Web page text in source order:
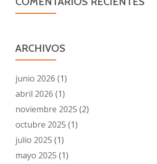
ARCHIVOS
junio 2026 (1)
abril 2026 (1)
noviembre 2025 (2)
octubre 2025 (1)
julio 2025 (1)
mayo 2025 (1)